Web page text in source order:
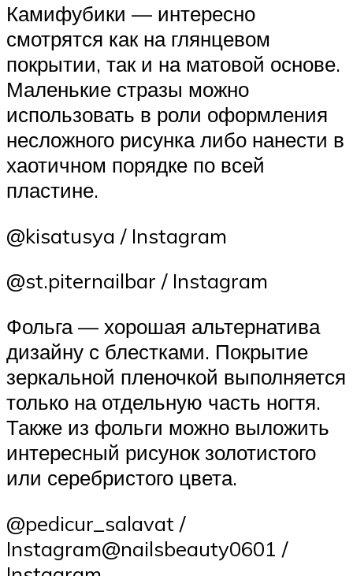
Камифубики — интересно
смотрятся как на глянцевом
покрытии, так и на матовой основе.
Маленькие стразы можно
использовать в роли оформления
несложного рисунка либо нанести в
хаотичном порядке по всей
пластине.
@kisatusya / Instagram
@st.piternailbar / Instagram
Фольга — хорошая альтернатива
дизайну с блестками. Покрытие
зеркальной пленочкой выполняется
только на отдельную часть ногтя.
Также из фольги можно выложить
интересный рисунок золотистого
или серебристого цвета.
@pedicur_salavat /
Instagram@nailsbeauty0601 /